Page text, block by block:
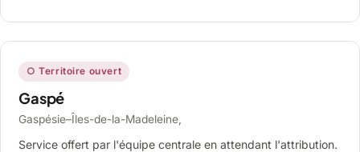
○ Territoire ouvert
Gaspé
Gaspésie–Îles-de-la-Madeleine,
Service offert par l'équipe centrale en attendant l'attribution.